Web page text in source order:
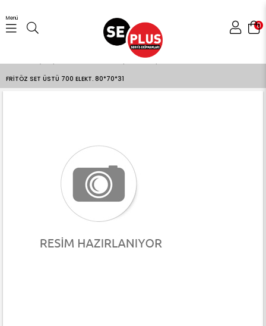
0
Menü
Gıda Hazırlama Ekipmanları
FRİTÖZ SET ÜSTÜ 700 ELEKT. 80*70*31